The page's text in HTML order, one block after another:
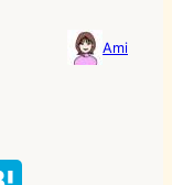
Ami